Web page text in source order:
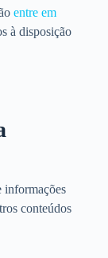
entre em
à disposição
informações
conteúdos